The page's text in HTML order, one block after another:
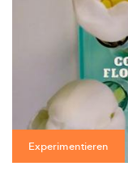
Experimentieren